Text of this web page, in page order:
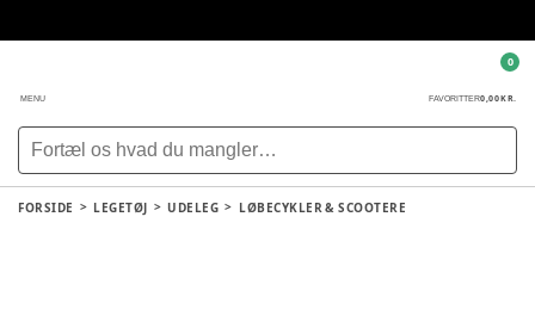
MENU FAVORITTER0,00 KR.
0
FORSIDE LEGETØJ UDELEG LØBECYKLER & SCOOTERE